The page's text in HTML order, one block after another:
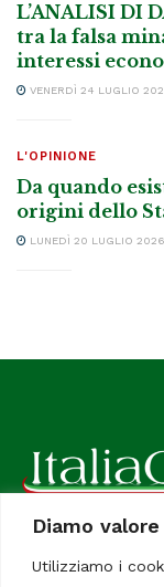
Diamo
Utilizziamo i
L’ANALISI DI
tra la falsa
interessi
VENERDÌ 24 LUGLIO
L'OPINIONE
Da quando
origini dello
LUNEDÌ 20 LUGLIO 2026
ItaliaChiamaItalia,